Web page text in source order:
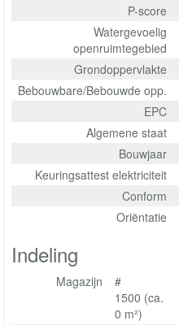
P-score
Watergevoelig
openruimtegebied
Grondoppervlakte
Bebouwbare/Bebouwde opp.
EPC
Algemene staat
Bouwjaar
Keuringsattest elektriciteit
Conform
Oriëntatie
Indeling
Magazijn
#
1500 (ca.
0 m²)